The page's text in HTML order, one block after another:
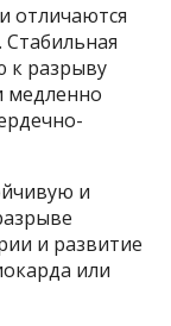
отличаются
к разрыву
медленно
и
и развитие
или